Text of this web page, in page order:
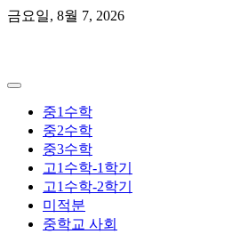
Skip
금요일, 8월 7, 2026
중1수학
중2수학
중3수학
고1수학-1학기
고1수학-2학기
미적분
중학교 사회